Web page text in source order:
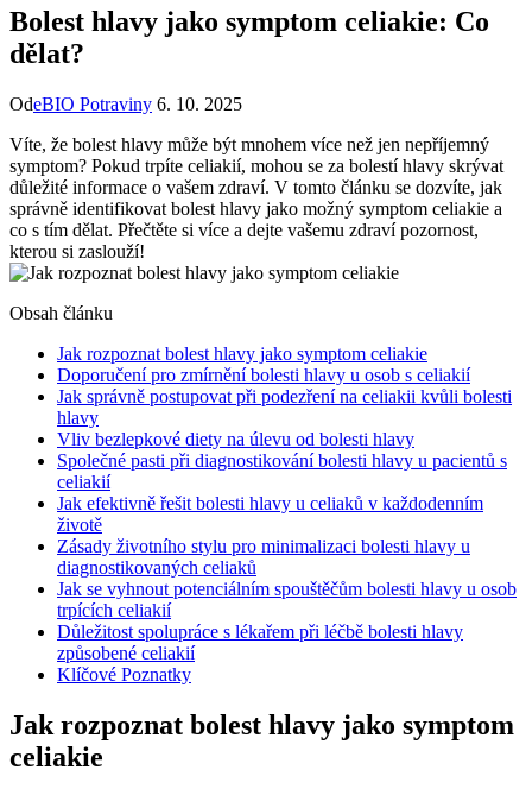
Bolest hlavy jako symptom celiakie: Co
dělat?
OdeBIO Potraviny 6. 10. 2025
Víte, že bolest hlavy může být ​mnohem​ více než jen nepříjemný
symptom? Pokud trpíte celiakií, mohou se za bolestí hlavy skrývat
důležité informace o ⁢vašem‌ zdraví. V tomto článku‌ se dozvíte, jak
správně identifikovat bolest hlavy jako možný symptom celiakie a
co s tím⁤ dělat. Přečtěte si více⁤ a dejte vašemu zdraví⁣ pozornost,
kterou si ‍zaslouží!
Obsah článku
Jak⁢ rozpoznat⁤ bolest hlavy jako symptom‍ celiakie
Doporučení pro zmírnění bolesti hlavy u osob s celiakií
Jak správně postupovat ‍při podezření na⁢ celiakii kvůli ‌bolesti
hlavy
Vliv bezlepkové diety na úlevu od bolesti hlavy
Společné pasti při diagnostikování bolesti hlavy u pacientů s
celiakií
Jak efektivně řešit​ bolesti hlavy u celiaků‌ v⁤ každodenním‌
životě
Zásady životního stylu pro‍ minimalizaci bolesti hlavy u
diagnostikovaných ⁢celiaků
Jak se vyhnout potenciálním spouštěčům bolesti‌ hlavy​ u osob
trpících celiakií
Důležitost spolupráce‍ s ⁤lékařem při‍ léčbě bolesti ‍hlavy
způsobené celiakií
Klíčové Poznatky
Jak⁢ rozpoznat⁤ bolest hlavy jako symptom‍
celiakie